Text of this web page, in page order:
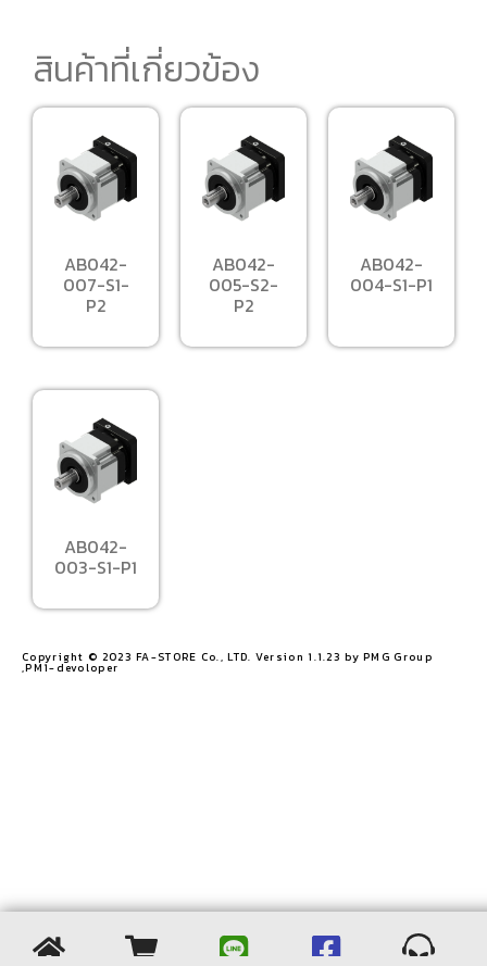
สินค้าที่เกี่ยวข้อง
AB042-
007-S1-
P2
AB042-
005-S2-
P2
AB042-
004-S1-P1
AB042-
003-S1-P1
Copyright © 2023 FA-STORE Co., LTD. Version 1.1.23 by PMG Group
,PM1-devoloper​